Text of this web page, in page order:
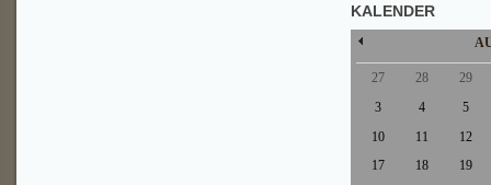
KALENDER
27 28
29
3
4
5
10
11
12
17
18
19